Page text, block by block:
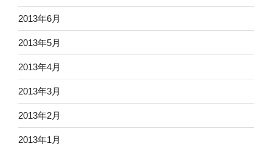
2013年6月
2013年5月
2013年4月
2013年3月
2013年2月
2013年1月